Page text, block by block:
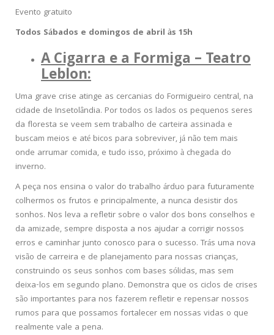
Evento gratuito
Todos Sábados e domingos de abril às 15h
A Cigarra e a Formiga – Teatro
Leblon:
Uma grave crise atinge as cercanias do Formigueiro central, na
cidade de Insetolândia. Por todos os lados os pequenos seres
da floresta se veem sem trabalho de carteira assinada e
buscam meios e até bicos para sobreviver, já não tem mais
onde arrumar comida, e tudo isso, próximo à chegada do
inverno.
A peça nos ensina o valor do trabalho árduo para futuramente
colhermos os frutos e principalmente, a nunca desistir dos
sonhos. Nos leva a refletir sobre o valor dos bons conselhos e
da amizade, sempre disposta a nos ajudar a corrigir nossos
erros e caminhar junto conosco para o sucesso. Trás uma nova
visão de carreira e de planejamento para nossas crianças,
construindo os seus sonhos com bases sólidas, mas sem
deixa-los em segundo plano. Demonstra que os ciclos de crises
são importantes para nos fazerem refletir e repensar nossos
rumos para que possamos fortalecer em nossas vidas o que
realmente vale a pena.